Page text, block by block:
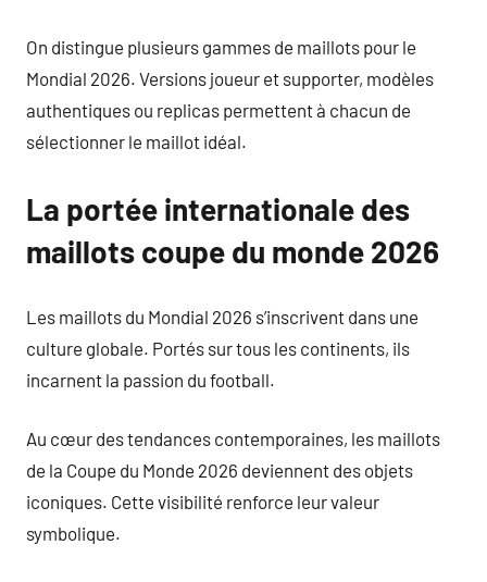
On distingue plusieurs gammes de maillots pour le
Mondial 2026. Versions joueur et supporter, modèles
authentiques ou replicas permettent à chacun de
sélectionner le maillot idéal.
La portée internationale des
maillots coupe du monde 2026
Les maillots du Mondial 2026 s’inscrivent dans une
culture globale. Portés sur tous les continents, ils
incarnent la passion du football.
Au cœur des tendances contemporaines, les maillots
de la Coupe du Monde 2026 deviennent des objets
iconiques. Cette visibilité renforce leur valeur
symbolique.